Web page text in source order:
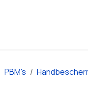
PBM's